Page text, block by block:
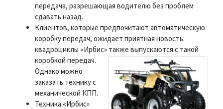
передача, разрешающая водителю без проблем
сдавать назад.
Клиентов, которые предпочитают автоматическую
коробку передач, ожидает приятная новость:
квадроциклы «Ирбис» также выпускаются с такой
коробкой передач.
Однако можно
заказать технику с
механической КПП.
Техника «Ирбис»